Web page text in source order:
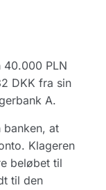
PLN
DKK fra sin
A.
banken, at
Klageren
beløbet til
til den